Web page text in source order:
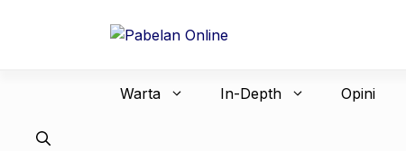
Warta In-Depth Opini